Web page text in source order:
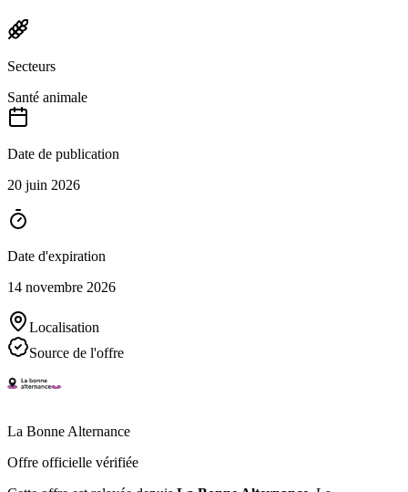
Secteurs
Santé animale
Date de publication
20 juin 2026
Date d'expiration
14 novembre 2026
Localisation
Source de l'offre
La Bonne Alternance
Offre officielle vérifiée